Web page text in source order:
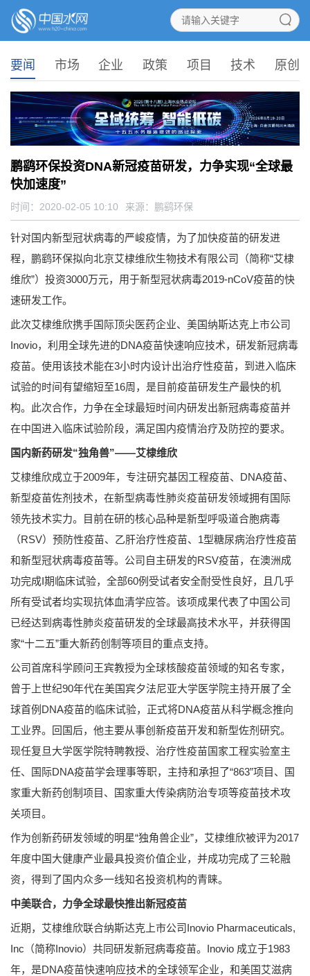
要闻 市场 企业 政策 项目 技术 原创
鹏鹞环保投资DNA新冠疫苗研发，力争实现“全球最
快加速度”
时间：2020-02-05 10:10 来源： 鹏鹞环保
针对国内新型冠状病毒的严峻疫情，为了加快疫苗的研发进
程，鹏鹞环保拟向北京艾棣维欣生物技术有限公司（简称“艾棣
维欣”）投资3000万元，用于新型冠状病毒2019-nCoV疫苗的快
速研发工作。
此次艾棣维欣携手国际顶尖医药企业、美国纳斯达克上市公司
Inovio，利用全球先进的DNA疫苗快速响应技术，研发新冠病毒
疫苗。使用该技术能在3小时内设计出治疗性疫苗，到进入临床
试验的时间有望缩短至16周，是目前疫苗研发生产最快的机
构。此次合作，力争在全球最短时间内研发出新冠病毒疫苗并
在中国进入临床试验阶段，满足国内疫情治疗及防控的要求。
国内新药研发“独角兽”——艾棣维欣
艾棣维欣成立于2009年，专注研究基因工程疫苗、DNA疫苗、
新型疫苗佐剂技术，在新型病毒性肺炎疫苗研发领域拥有国际
领先技术实力。目前在研的核心品种是新型呼吸道合胞病毒
（RSV）预防性疫苗、乙肝治疗性疫苗、1型糖尿病治疗性疫苗
和新型冠状病毒疫苗等。公司自主研发的RSV疫苗，在澳洲成
功完成I期临床试验，全部60例受试者安全耐受性良好，且几乎
所有受试者均实现抗体血清学应答。该项成果代表了中国公司
已经达到病毒性肺炎疫苗研发的全球最高技术水平，并获得国
家“十二五”重大新药创制等项目的重点支持。
公司首席科学顾问王宾教授为全球核酸疫苗领域的知名专家，
曾于上世纪90年代在美国宾夕法尼亚大学医学院主持开展了全
球首例DNA疫苗的临床试验，正式将DNA疫苗从科学概念推向
工业界。回国后，他主要从事创新疫苗开发和新型佐剂研究。
现任复旦大学医学院特聘教授、治疗性疫苗国家工程实验室主
任、国际DNA疫苗学会理事等职，主持和承担了“863”项目、国
家重大新药创制项目、国家重大传染病防治专项等疫苗技术攻
关项目。
作为创新药研发领域的明星“独角兽企业”，艾棣维欣被评为2017
年度中国大健康产业最具投资价值企业，并成功完成了三轮融
资，得到了国内众多一线知名投资机构的青睐。
中美联合，力争全球最快推出新冠疫苗
近期，艾棣维欣联合纳斯达克上市公司Inovio Pharmaceuticals,
Inc（简称Inovio）共同研发新冠病毒疫苗。Inovio 成立于1983
年，是DNA疫苗快速响应技术的全球领军企业，和美国艾滋病